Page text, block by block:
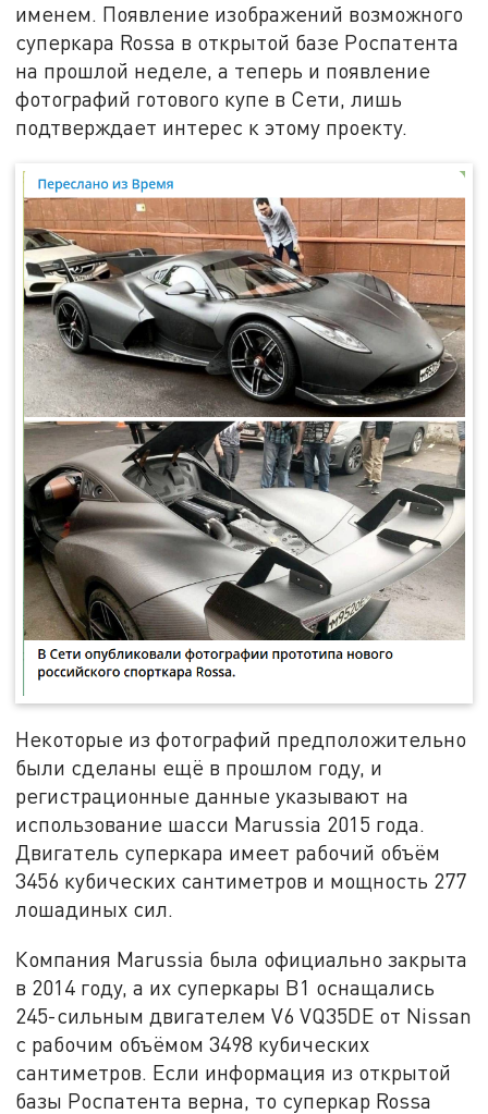
именем. Появление изображений возможного
суперкара Rossa в открытой базе Роспатента
на прошлой неделе, а теперь и появление
фотографий готового купе в Сети, лишь
подтверждает интерес к этому проекту.
Некоторые из фотографий предположительно
были сделаны ещё в прошлом году, и
регистрационные данные указывают на
использование шасси Marussia 2015 года.
Двигатель суперкара имеет рабочий объём
3456 кубических сантиметров и мощность 277
лошадиных сил.
Компания Marussia была официально закрыта
в 2014 году, а их суперкары B1 оснащались
245-сильным двигателем V6 VQ35DE от Nissan
с рабочим объёмом 3498 кубических
сантиметров. Если информация из открытой
базы Роспатента верна, то суперкар Rossa